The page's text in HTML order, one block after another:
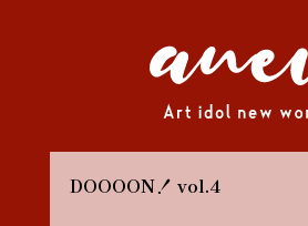
DOOOON！ vol.4